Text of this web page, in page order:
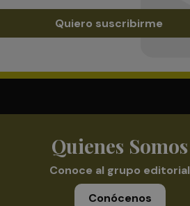
Quiero suscribirme
Quienes Somos
Conoce al grupo editorial
Conócenos